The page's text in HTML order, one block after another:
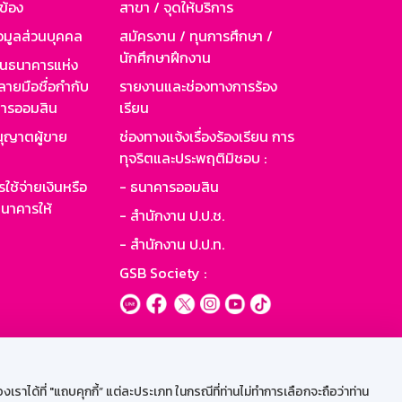
ได้ที่ "แถบคุกกี้” แต่ละประเภท ในกรณีที่ท่านไม่ทำการเลือกจะถือว่าท่าน
อง
มูลส่วนบุคคล
นาคารแห่ง
ายมือชื่อกำกับ
รออมสิน
ญาตผู้ขาย
ช้จ่ายเงินหรือ
คารให้
สาขา / จุดให้บริการ
สมัครงาน / ทุนการศึกษา /
นักศึกษาฝึกงาน
รายงานและช่องทางการร้อง
เรียน
ช่องทางแจ้งเรื่องร้องเรียน การ
ทุจริตและประพฤติมิชอบ :
- ธนาคารออมสิน
- สำนักงาน ป.ป.ช.
- สำนักงาน ป.ป.ท.
GSB Society :